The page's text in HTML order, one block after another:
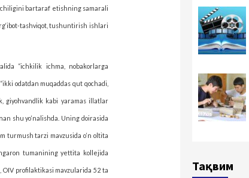
bartaraf etishning samarali
tashviqot, tushuntirish ishlari
“ichkilik ichma, nobakorlarga
odatdan muqaddas qut qochadi,
giyohvandlik kabi yaramas illatlar
shu yo‘nalishda. Uning doirasida
turmush tarzi mavzusida o‘n oltita
tumanining yettita kollejida
OIV profilaktikasi mavzularida 52 ta Тақвим